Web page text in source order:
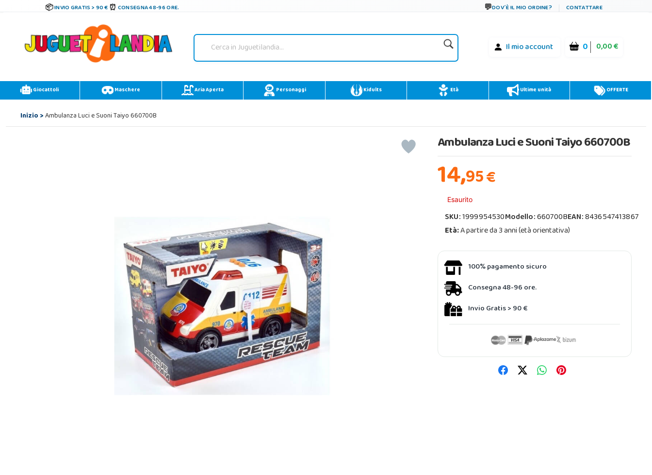
INVIO GRATIS > 90 € CONSEGNA 48-96 ORE. DOV´È IL MIO ORDINE? CONTATTARE
Il mio account 0 0,00 €
Giocattoli Maschere Aria Aperta Personaggi Kidults Età Ultime unità OFFERTE
Inizio>Ambulanza Luci e Suoni Taiyo 660700B
Ambulanza Luci e Suoni Taiyo 660700B
14,95€
Esaurito
SKU:1999954530Modello:660700BEAN:8436547413867
Età:A partire da 3 anni (età orientativa)
100% pagamento sicuro
Consegna 48-96 ore.
Invio Gratis > 90 €